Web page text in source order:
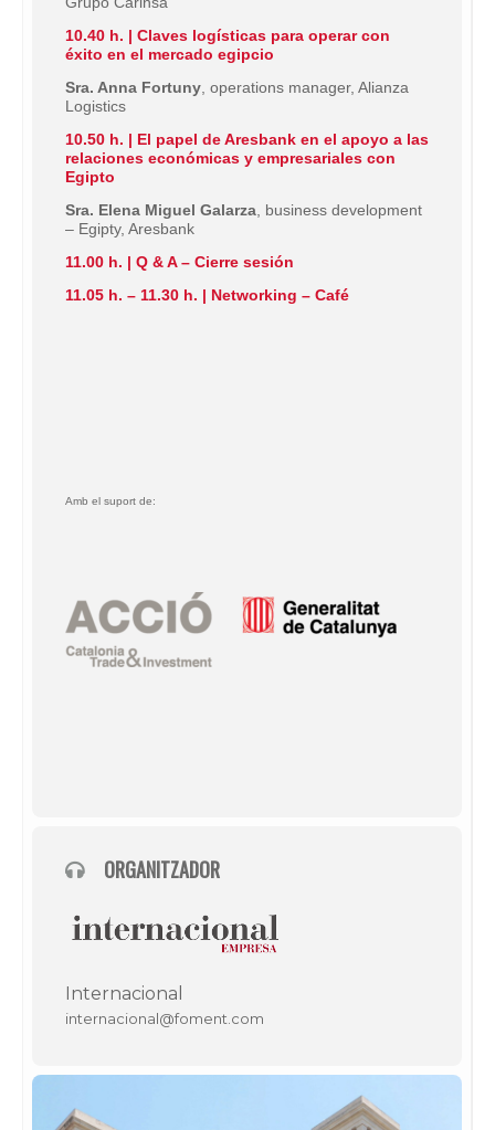
10.40 h. | Claves logísticas para operar con
éxito en el mercado egipcio
Sra. Anna Fortuny, operations manager, Alianza
Logistics
10.50 h. | El papel de Aresbank en el apoyo a las
relaciones económicas y empresariales con
Egipto
Sra. Elena Miguel Galarza, business development
– Egipty, Aresbank
11.00 h. | Q & A – Cierre sesión
11.05 h. – 11.30 h. | Networking – Café
Amb el suport de:
ORGANITZADOR
Internacional
internacional@foment.com